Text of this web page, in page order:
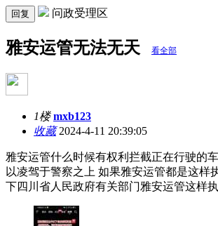
回复 问政受理区
雅安运管无法无天 看全部
1楼 mxb123
收藏2024-4-11 20:39:05
雅安运管什么时候有权利拦截正在行驶的
以凌驾于警察之上 如果雅安运管都是这样
下四川省人民政府有关部门雅安运管这样